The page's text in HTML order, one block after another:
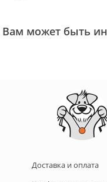
Вам может быть
Доставка и оплата